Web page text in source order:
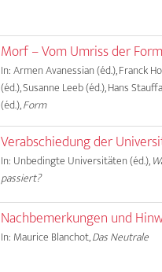
Morf – Vom Umriss der Form
In: Armen Avanessian (éd.), Franck
(éd.), Susanne Leeb (éd.), Hans
(éd.),Form
Verabschiedung der
In: Unbedingte Universitäten (éd.),
passiert?
Nachbemerkungen und
In: Maurice Blanchot,Das Neutrale